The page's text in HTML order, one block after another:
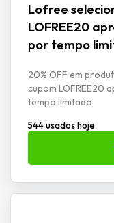
Lofree
LOFREE20
por tempo
20% OFF em
cupom LOFREE20
tempo limitado
544 usados hoje